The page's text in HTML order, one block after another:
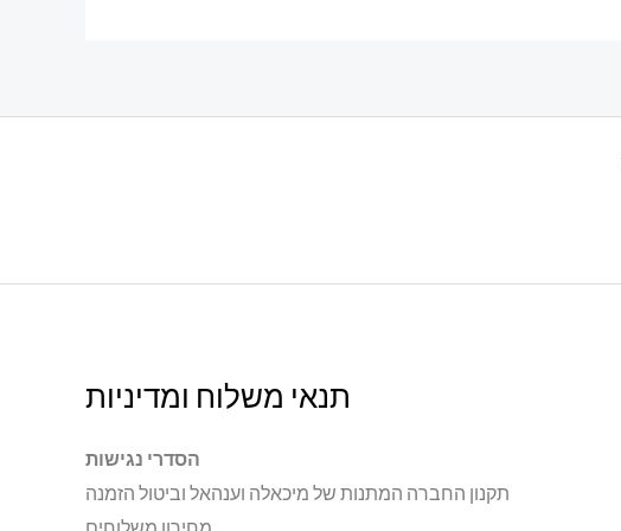
בעמוד
תנאי משלוח ומדיניות
הסדרי נגישות
תקנון החברה המתנות של מיכאלה וענהאל וביטול הזמנה